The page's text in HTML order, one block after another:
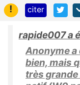
!
citer
rapide007 a
Anonyme
bien, mais
très